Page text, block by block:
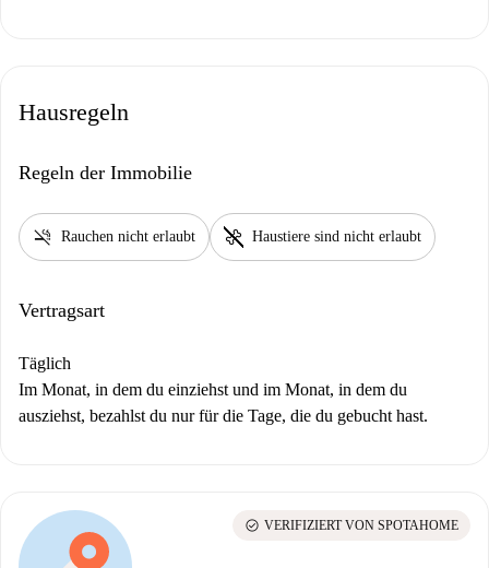
Hausregeln
Regeln der Immobilie
smoke_free Rauchen nicht erlaubt pet_supplies Haustiere sind nicht erlaubt
Vertragsart
Täglich
Im Monat, in dem du einziehst und im Monat, in dem du
ausziehst, bezahlst du nur für die Tage, die du gebucht hast.
check_circle VERIFIZIERT VON SPOTAHOME